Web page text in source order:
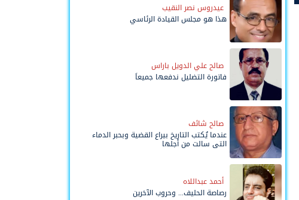
عيدروس نصر النقيب
هذا هو مجلس القيادة الرئاسي
صالح علي الدويل باراس
فاتورة التضليل ندفعها جميعاً
صالح شائف
عندما يُكتب التاريخ بيراع القضية وبحبر الدماء
التي سالت من أجلها
أحمد عبداللاه
رصاصة الحليف... وحروب الآخرين